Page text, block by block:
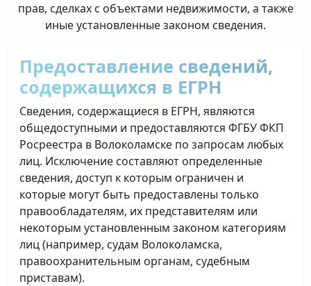
прав, сделках с объектами недвижимости, а также
иные установленные законом сведения.
Предоставление сведений,
содержащихся в ЕГРН
Сведения, содержащиеся в ЕГРН, являются
общедоступными и предоставляются ФГБУ ФКП
Росреестра в Волоколамске по запросам любых
лиц. Исключение составляют определенные
сведения, доступ к которым ограничен и
которые могут быть предоставлены только
правообладателям, их представителям или
некоторым установленным законом категориям
лиц (например, судам Волоколамска,
правоохранительным органам, судебным
приставам).